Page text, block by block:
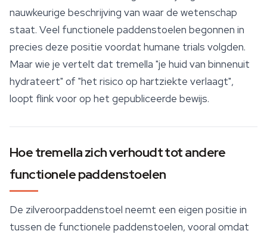
nauwkeurige beschrijving van waar de wetenschap
staat. Veel functionele paddenstoelen begonnen in
precies deze positie voordat humane trials volgden.
Maar wie je vertelt dat tremella "je huid van binnenuit
hydrateert" of "het risico op hartziekte verlaagt",
loopt flink voor op het gepubliceerde bewijs.
Hoe tremella zich verhoudt tot andere
functionele paddenstoelen
De zilveroorpaddenstoel neemt een eigen positie in
tussen de functionele paddenstoelen, vooral omdat